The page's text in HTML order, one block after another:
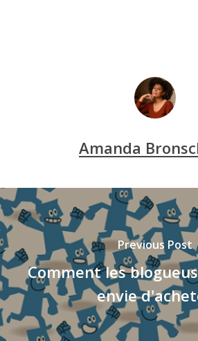
Amanda
Previous Post
Comment les
envie